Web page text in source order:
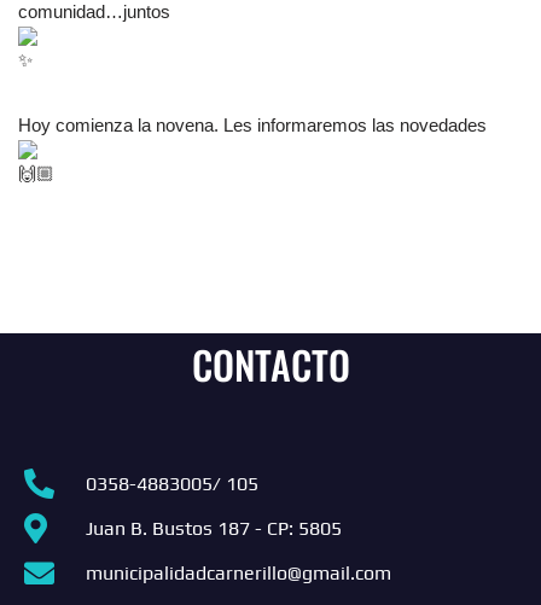
comunidad…juntos
Hoy comienza la novena. Les informaremos las novedades
CONTACTO
0358-4883005/ 105
Juan B. Bustos 187 - CP: 5805
municipalidadcarnerillo@gmail.com